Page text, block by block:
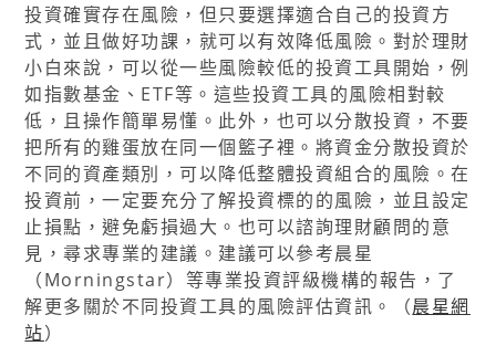
投資確實存在風險，但只要選擇適合自己的投資方
式，並且做好功課，就可以有效降低風險。對於理財
小白來說，可以從一些風險較低的投資工具開始，例
如指數基金、ETF等。這些投資工具的風險相對較
低，且操作簡單易懂。此外，也可以分散投資，不要
把所有的雞蛋放在同一個籃子裡。將資金分散投資於
不同的資產類別，可以降低整體投資組合的風險。在
投資前，一定要充分了解投資標的的風險，並且設定
止損點，避免虧損過大。也可以諮詢理財顧問的意
見，尋求專業的建議。建議可以參考晨星
（Morningstar）等專業投資評級機構的報告，了
解更多關於不同投資工具的風險評估資訊。（晨星網
站）